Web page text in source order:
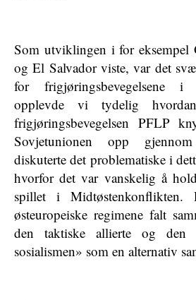
Som utviklingen i for eksempel
og El Salvador viste, var det
for frigjøringsbevegelsene i
opplevde vi tydelig
frigjøringsbevegelsen PFLP
Sovjetunionen opp
diskuterte det problematiske i
hvorfor det var vanskelig å
spillet i
østeuropeiske regimene falt
den taktiske allierte og den
sosialismen» som en alternativ